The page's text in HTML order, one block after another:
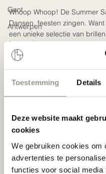
Toestemming Details
Deze website maakt
cookies
We gebruiken cookies om
advertenties te
functies voor social media
Gent
Antwerpen
Amsterdam
Kortrijk
Brillen
Whoop Whoop! De Summer
Dansen, feesten zingen.
een unieke selectie van
maken zijn we ook nu zondag